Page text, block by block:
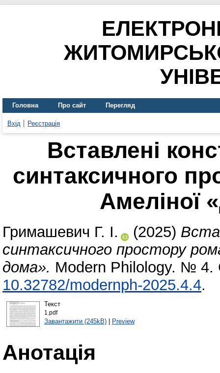
Головна Про сайт Перегляд
Вхід Реєстрація
Вставлені
синтаксичного
Амеліної
Гримашевич Г. І. (2025)
синтаксичного простору
дома». Modern Philology. № 4.
10.32782/modernph-2025.4.4.
Текст
1.pdf
Завантажити (245kB)| Preview
Анотація